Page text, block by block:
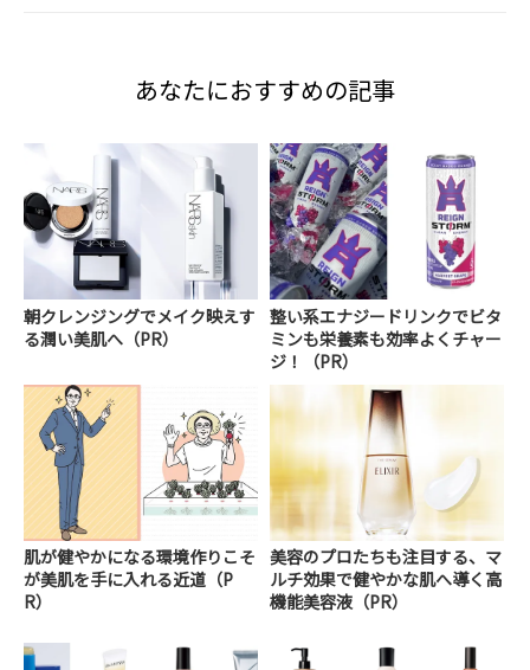
あなたにおすすめの記事
朝クレンジングでメイク映えす
る潤い美肌へ（PR）
整い系エナジードリンクでビタ
ミンも栄養素も効率よくチャー
ジ！（PR）
肌が健やかになる環境作りこそ
が美肌を手に入れる近道（P
R）
美容のプロたちも注目する、マ
ルチ効果で健やかな肌へ導く高
機能美容液（PR）